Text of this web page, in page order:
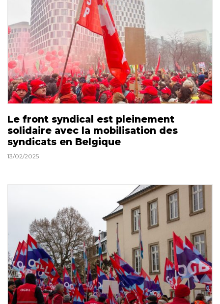
Le front syndical est pleinement
solidaire avec la mobilisation des
syndicats en Belgique
13/02/2025